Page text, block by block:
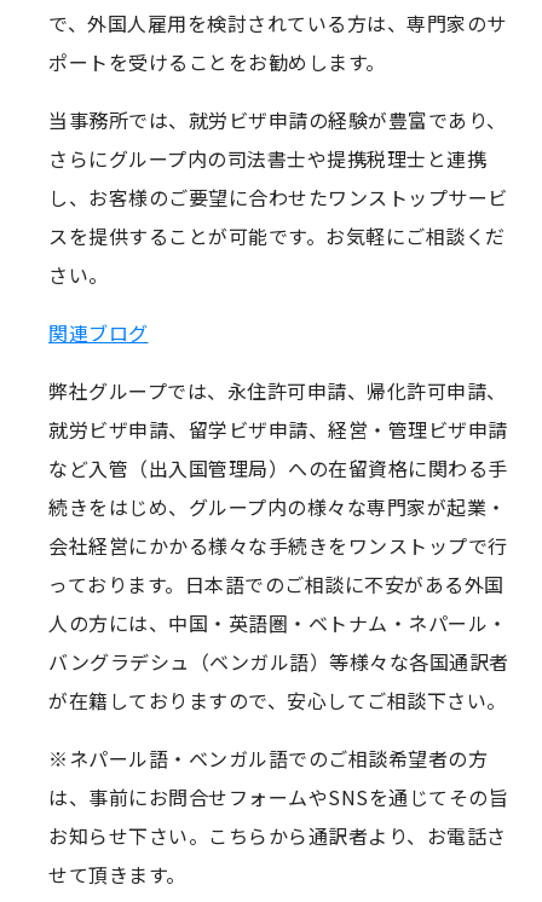
で、外国人雇用を検討されている方は、専門家のサ
ポートを受けることをお勧めします。
当事務所では、就労ビザ申請の経験が豊富であり、
さらにグループ内の司法書士や提携税理士と連携
し、お客様のご要望に合わせたワンストップサービ
スを提供することが可能です。お気軽にご相談くだ
さい。
関連ブログ
弊社グループでは、永住許可申請、帰化許可申請、
就労ビザ申請、留学ビザ申請、経営・管理ビザ申請
など入管（出入国管理局）への在留資格に関わる手
続きをはじめ、グループ内の様々な専門家が起業・
会社経営にかかる様々な手続きをワンストップで行
っております。日本語でのご相談に不安がある外国
人の方には、中国・英語圏・ベトナム・ネパール・
バングラデシュ（ベンガル語）等様々な各国通訳者
が在籍しておりますので、安心してご相談下さい。
※ネパール語・ベンガル語でのご相談希望者の方
は、事前にお問合せフォームやSNSを通じてその旨
お知らせ下さい。こちらから通訳者より、お電話さ
せて頂きます。